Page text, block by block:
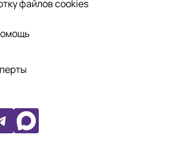
файлов cookies